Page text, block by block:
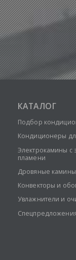
КАТАЛОГ
Подбор
Кондиционеры
Электрокамины с
пламени
Дровяные
Конвекторы и
Увлажнители и